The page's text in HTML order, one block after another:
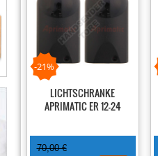
-21%
LICHTSCHRANKE
APRIMATIC ER 12-24
70,00 €